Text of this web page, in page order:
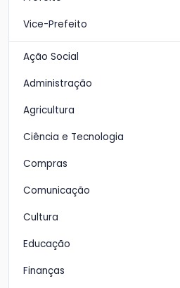
Vice-Prefeito
Ação Social
Administração
Agricultura
Ciência e Tecnologia
Compras
Comunicação
Cultura
Educação
Finanças